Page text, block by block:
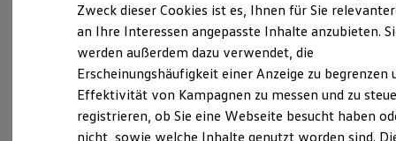
Laden
Laden unterwegs
Laden Zuhause
Ladezeitensimulator
Batterie
Sicherheit
Garantie und Lebensdauer
Fahrzeugangebot anfordern
Serviceanfrage stellen
Zweck dieser Cookies ist es, Ihnen für Sie
an Ihre Interessen angepasste Inhalte anzubieten.
werden außerdem dazu verwendet, die
Erscheinungshäufigkeit einer Anzeige zu begrenzen
Effektivität von Kampagnen zu messen und zu
registrieren, ob Sie eine Webseite besucht haben
nicht, sowie welche Inhalte genutzt worden sind.